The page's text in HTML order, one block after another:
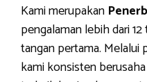
Kami merupakan
pengalaman lebih dari
tangan pertama. Melalui
kami konsisten